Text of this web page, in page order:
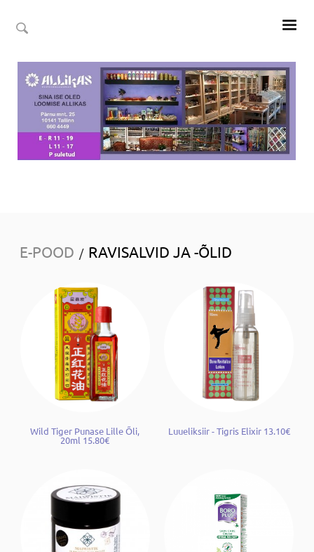
E-POOD / RAVISALVID JA -ÕLID
Wild Tiger Punase Lille Õli,
20ml 15.80€
Luueliksiir - Tigris Elixir 13.10€